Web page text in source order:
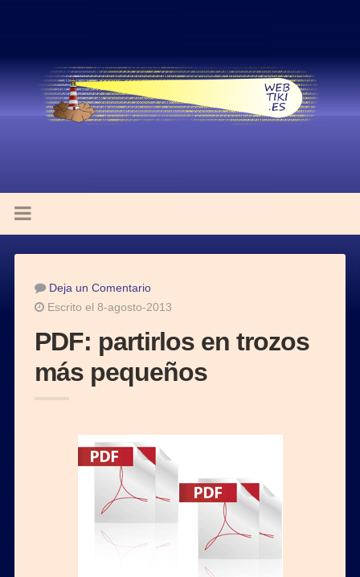
Deja un Comentario
Escrito el 8-agosto-2013
PDF: partirlos en trozos
más pequeños